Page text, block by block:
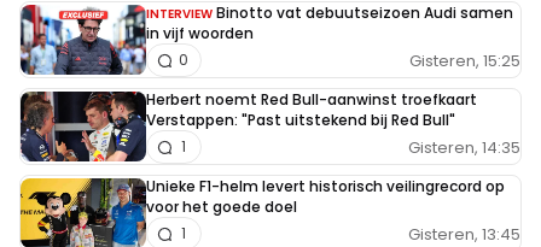
INTERVIEW Binotto vat debuutseizoen Audi samen
in vijf woorden
Gisteren, 15:25
0
Herbert noemt Red Bull-aanwinst troefkaart
Verstappen: "Past uitstekend bij Red Bull"
Gisteren, 14:35
1
Unieke F1-helm levert historisch veilingrecord op
voor het goede doel
Gisteren, 13:45
1